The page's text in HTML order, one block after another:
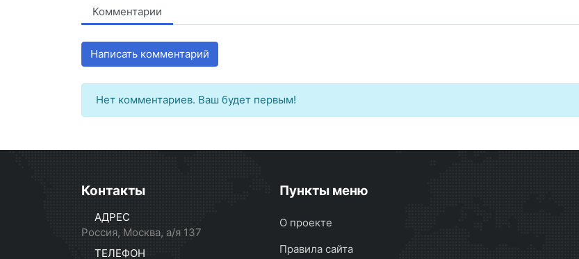
Комментарии
Написать комментарий
Нет комментариев. Ваш будет первым!
Контакты
АДРЕС
Россия, Москва, а/я 137
ТЕЛЕФОН
Пункты меню
О проекте
Правила сайта